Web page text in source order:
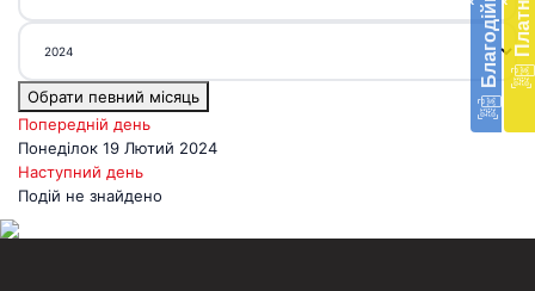
в
Обрати певний місяць
Попередній день
Понеділок 19 Лютий 2024
Наступний день
Подій не знайдено